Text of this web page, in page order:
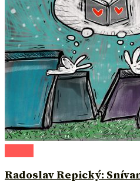
Radoslav Repický: